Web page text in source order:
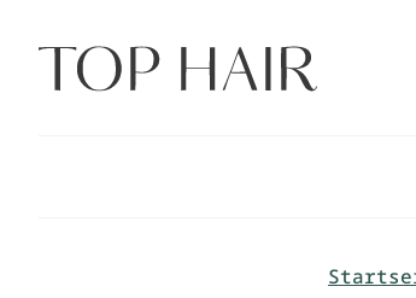
Inhalt
springen